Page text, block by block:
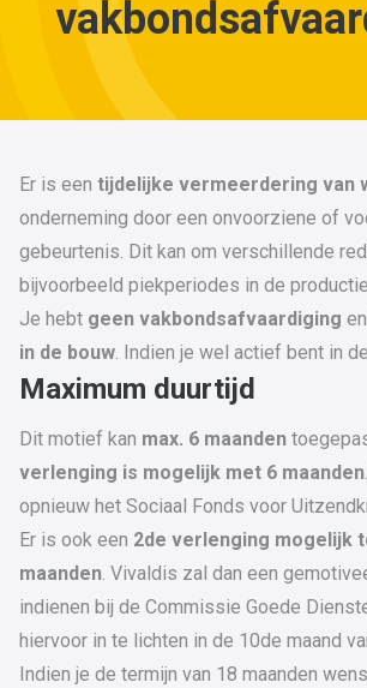
Er is een tijdelijke vermeerdering van
onderneming door een onvoorziene of
gebeurtenis. Dit kan om verschillende
bijvoorbeeld piekperiodes in de
Je hebt geen vakbondsafvaardiging
in de bouw. Indien je wel actief bent in
Maximum duurtijd
Dit motief kan max. 6 maanden
verlenging is mogelijk met 6 maanden
opnieuw het Sociaal Fonds voor
Er is ook een 2de verlenging mogelijk
maanden. Vivaldis zal dan een
indienen bij de Commissie Goede
hiervoor in te lichten in de 10de maand
Indien je de termijn van 18 maanden